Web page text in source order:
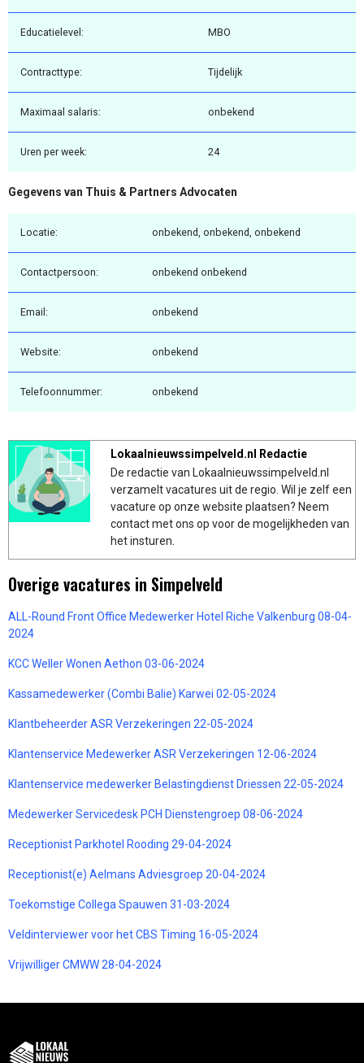
Educatielevel: MBO
Contracttype: Tijdelijk
Maximaal salaris: onbekend
Uren per week: 24
Gegevens van Thuis & Partners Advocaten
Locatie: onbekend, onbekend, onbekend
Contactpersoon: onbekend onbekend
Email: onbekend
Website: onbekend
Telefoonnummer: onbekend
Lokaalnieuwssimpelveld.nl Redactie
De redactie van Lokaalnieuwssimpelveld.nl
verzamelt vacatures uit de regio. Wil je zelf een
vacature op onze website plaatsen? Neem
contact met ons op voor de mogelijkheden van
het insturen.
Overige vacatures in Simpelveld
ALL-Round Front Office Medewerker Hotel Riche Valkenburg 08-04-
2024
KCC Weller Wonen Aethon 03-06-2024
Kassamedewerker (Combi Balie) Karwei 02-05-2024
Klantbeheerder ASR Verzekeringen 22-05-2024
Klantenservice Medewerker ASR Verzekeringen 12-06-2024
Klantenservice medewerker Belastingdienst Driessen 22-05-2024
Medewerker Servicedesk PCH Dienstengroep 08-06-2024
Receptionist Parkhotel Rooding 29-04-2024
Receptionist(e) Aelmans Adviesgroep 20-04-2024
Toekomstige Collega Spauwen 31-03-2024
Veldinterviewer voor het CBS Timing 16-05-2024
Vrijwilliger CMWW 28-04-2024